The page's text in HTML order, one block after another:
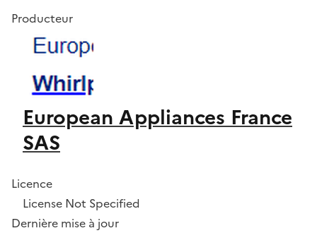
Producteur
European Appliances France
SAS
Licence
License Not Specified
Dernière mise à jour